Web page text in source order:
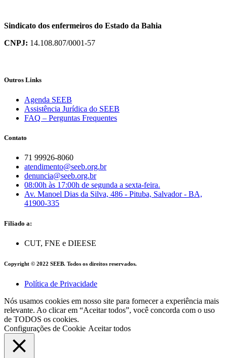
Sindicato dos enfermeiros do Estado da Bahia
CNPJ: 14.108.807/0001-57
Outros Links
Agenda SEEB
Assistência Jurídica do SEEB
FAQ – Perguntas Frequentes
Contato
71 99926-8060
atendimento@seeb.org.br
denuncia@seeb.org.br
08:00h às 17:00h de segunda a sexta-feira.
Av. Manoel Dias da Silva, 486 - Pituba, Salvador - BA,
41900-335
Filiado a:
CUT, FNE e DIEESE
Copyright © 2022 SEEB. Todos os direitos reservados.
Política de Privacidade
Nós usamos cookies em nosso site para fornecer a experiência mais
relevante. Ao clicar em “Aceitar todos”, você concorda com o uso
de TODOS os cookies.
Configurações de Cookie Aceitar todos